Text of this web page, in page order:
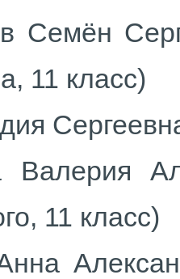
Семён
11 класс)
Валерия
11 класс)